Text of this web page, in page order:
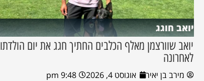
יואב חוגג
יואב שוורצמן מאלף הכלבים החתיך חגג את יום הולדתו
לאחרונה
מירב בן יאיר אוגוסט 4, 2026 9:48 pm